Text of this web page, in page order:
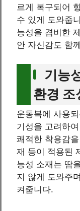
르게 복구되어
수 있게 도와줍
능성을 겸비한
안 자신감도 함
기능
환경 조
운동복에 사용
기성을 고려하
쾌적한 착용감
재 등이 적용된
능성 소재는 땀
지 않게 도와주
켜줍니다.